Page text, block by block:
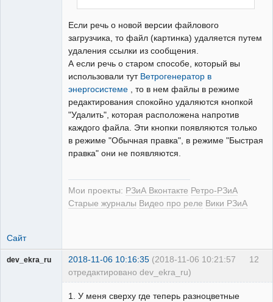
Если речь о новой версии файлового
загрузчика, то файл (картинка) удаляется путем
удаления ссылки из сообщения.
А если речь о старом способе, который вы
использовали тут Ветрогенератор в
энергосистеме , то в нем файлы в режиме
редактирования спокойно удаляются кнопкой
"Удалить", которая расположена напротив
каждого файла. Эти кнопки появляются только
в режиме "Обычная правка", в режиме "Быстрая
правка" они не появляются.
Мои проекты: РЗиА Вконтакте Ретро-РЗиА
Старые журналы Видео про реле Вики РЗиА
Сайт
12
dev_ekra_ru 2018-11-06 10:16:35 (2018-11-06 10:21:57
отредактировано dev_ekra_ru)
1. У меня сверху где теперь разноцветные